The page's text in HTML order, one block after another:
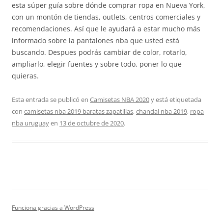
esta súper guía sobre dónde comprar ropa en Nueva York,
con un montón de tiendas, outlets, centros comerciales y
recomendaciones. Así que le ayudará a estar mucho más
informado sobre la pantalones nba que usted está
buscando. Despues podrás cambiar de color, rotarlo,
ampliarlo, elegir fuentes y sobre todo, poner lo que
quieras.
Esta entrada se publicó en Camisetas NBA 2020y está etiquetada
con camisetas nba 2019 baratas zapatillas,chandal nba 2019, ropa
nba uruguayen 13 de octubre de 2020.
Funciona gracias a WordPress